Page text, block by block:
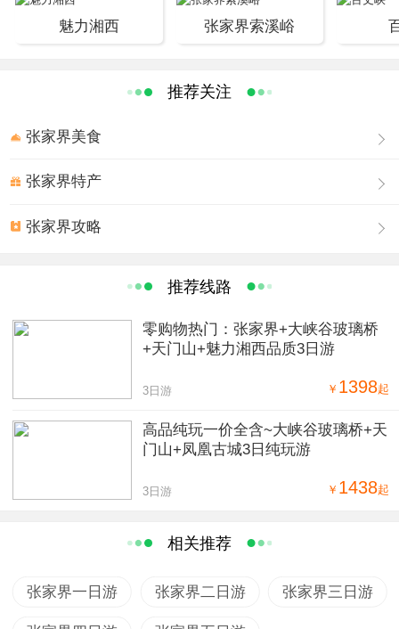
为主的旅游景点。曾作为2001年张家界国际森林保护节文
然间成为海内外游人心中胜景。它是一座罕见的高峡平
宝峰湖水深72米，长2.5米公里，以其秀丽的湖光水色与幽
《西游记》中花果山水帘洞外景就拍摄于“奇峰飞瀑”。
魅力湘西 张家界索溪峪
推荐关注
张家界美食
张家界特产
张家界攻略
推荐线路
零购物热门：张家界+大峡谷玻璃桥
+天门山+魅力湘西品质3日游
￥ 1398起
3日游
高品纯玩一价全含~大峡谷玻璃桥+天
门山+凤凰古城3日纯玩游
￥ 1438起
3日游
相关推荐
张家界一日游 张家界二日游 张家界三日游